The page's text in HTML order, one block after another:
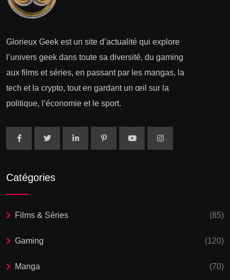
Glorieux Geek est un site d’actualité qui explore
l’univers geek dans toute sa diversité, du gaming
aux films et séries, en passant par les mangas, la
tech et la crypto, tout en gardant un œil sur la
politique, l’économie et le sport.
Catégories
Films & Séries (85)
Gaming (120)
Manga (70)